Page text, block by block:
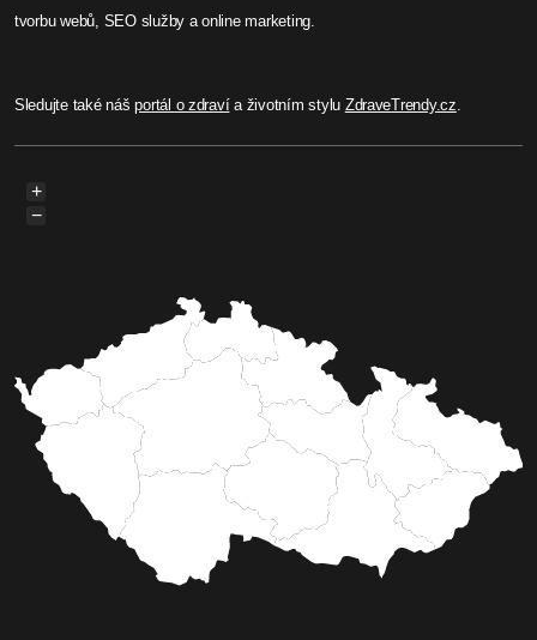
tvorbu webů, SEO služby a online marketing.
Sledujte také nášportál o zdravía životním stylu ZdraveTrendy.cz.
+
−